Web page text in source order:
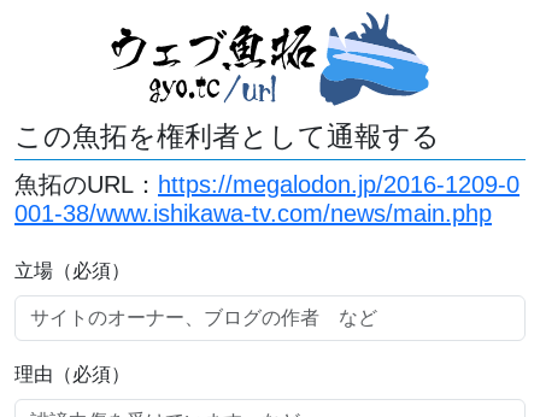
この魚拓を権利者として通報する
魚拓のURL： https://megalodon.jp/2016-1209-0
001-38/www.ishikawa-tv.com/news/main.php
立場（必須）
理由（必須）